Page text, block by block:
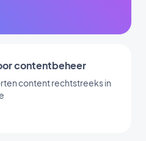
contentbeheer
content rechtstreeks in